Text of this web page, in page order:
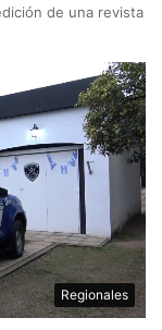
de una revista
Regionales